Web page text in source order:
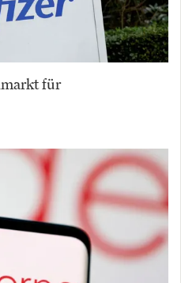
für